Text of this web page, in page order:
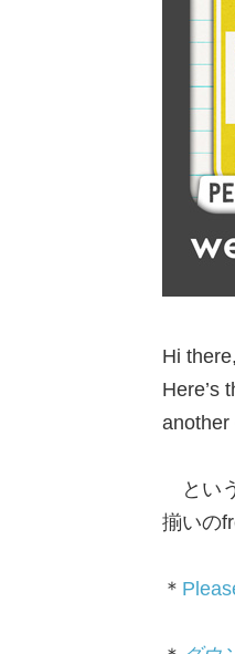
Hi
Here’s
another
とい
揃いの
＊